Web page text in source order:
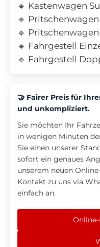
🔹 Kastenwagen
🔹
🔹
🔹 Fahrgestell
🔹 Fahrgestell
🤝 Fairer Preis für
und unkompliziert.
Sie möchten Ihr
in wenigen Minuten
Sie einen unserer
sofort ein genaues
unserem neuen
Kontakt zu uns via
einfach an.